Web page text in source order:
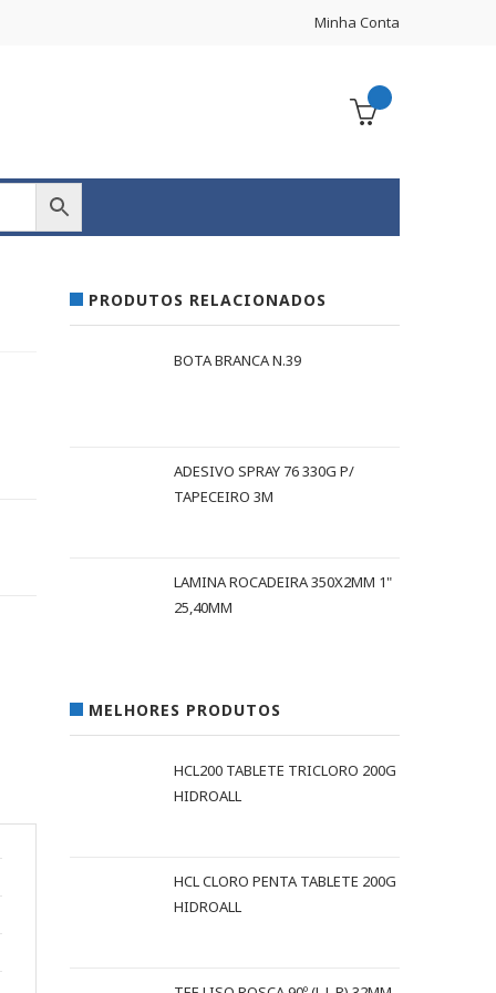
Minha Conta
PRODUTOS RELACIONADOS
BOTA BRANCA N.39
ADESIVO SPRAY 76 330G P/
TAPECEIRO 3M
LAMINA ROCADEIRA 350X2MM 1"
25,40MM
MELHORES PRODUTOS
HCL200 TABLETE TRICLORO 200G
HIDROALL
HCL CLORO PENTA TABLETE 200G
HIDROALL